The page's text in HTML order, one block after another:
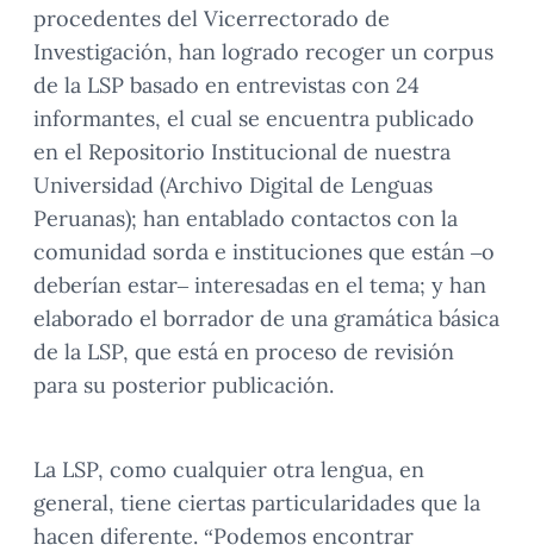
procedentes del Vicerrectorado de
Investigación, han logrado recoger un corpus
de la LSP basado en entrevistas con 24
informantes, el cual se encuentra publicado
en el Repositorio Institucional de nuestra
Universidad (Archivo Digital de Lenguas
Peruanas); han entablado contactos con la
comunidad sorda e instituciones que están –o
deberían estar– interesadas en el tema; y han
elaborado el borrador de una gramática básica
de la LSP, que está en proceso de revisión
para su posterior publicación.
La LSP, como cualquier otra lengua, en
general, tiene ciertas particularidades que la
hacen diferente. “Podemos encontrar